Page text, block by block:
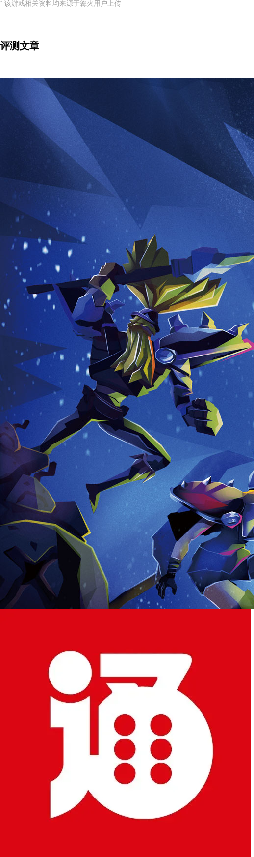
* 该游戏相关资料均来源于篝火用户上传
评测文章